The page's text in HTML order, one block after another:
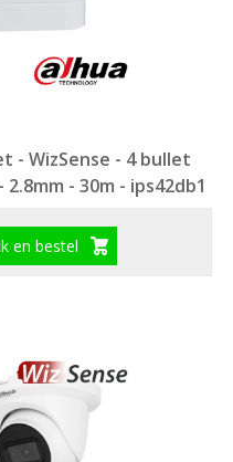
- WizSense - 4 bullet
- 30m - ips42db1
en bestel